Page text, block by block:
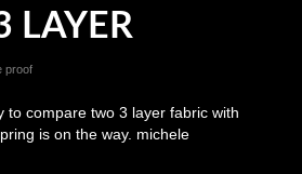
LAYER
proof
to compare two 3 layer fabric with
is on the way. michele